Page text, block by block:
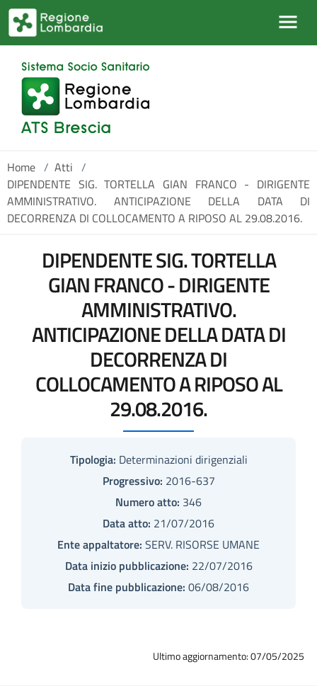
Salta al contenuto principale
Home / Atti /
DIPENDENTE SIG. TORTELLA GIAN FRANCO - DIRIGENTE
AMMINISTRATIVO. ANTICIPAZIONE DELLA DATA DI
DECORRENZA DI COLLOCAMENTO A RIPOSO AL 29.08.2016.
DIPENDENTE SIG. TORTELLA
GIAN FRANCO - DIRIGENTE
AMMINISTRATIVO.
ANTICIPAZIONE DELLA DATA DI
DECORRENZA DI
COLLOCAMENTO A RIPOSO AL
29.08.2016.
Tipologia: Determinazioni dirigenziali
Progressivo: 2016-637
Numero atto: 346
Data atto: 21/07/2016
Ente appaltatore: SERV. RISORSE UMANE
Data inizio pubblicazione: 22/07/2016
Data fine pubblicazione: 06/08/2016
Ultimo aggiornamento: 07/05/2025